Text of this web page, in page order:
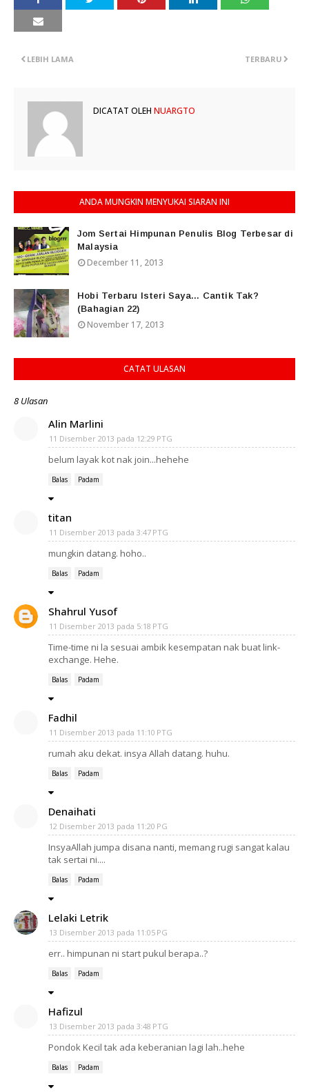
TERBARU
LEBIH LAMA
DICATAT OLEH NUARGTO
ANDA MUNGKIN MENYUKAI SIARAN INI
Jom Sertai Himpunan Penulis Blog Terbesar di
Malaysia
December 11, 2013
Hobi Terbaru Isteri Saya... Cantik Tak?
(Bahagian 22)
November 17, 2013
CATAT ULASAN
8 Ulasan
Alin Marlini
11 Disember 2013 pada 12:29 PTG
belum layak kot nak join...hehehe
Balas Padam
titan
11 Disember 2013 pada 3:47 PTG
mungkin datang. hoho..
Balas Padam
Shahrul Yusof
11 Disember 2013 pada 5:18 PTG
Time-time ni la sesuai ambik kesempatan nak buat link-
exchange. Hehe.
Balas Padam
Fadhil
11 Disember 2013 pada 11:10 PTG
rumah aku dekat. insya Allah datang. huhu.
Balas Padam
Denaihati
12 Disember 2013 pada 11:20 PG
InsyaAllah jumpa disana nanti, memang rugi sangat kalau
tak sertai ni....
Balas Padam
Lelaki Letrik
13 Disember 2013 pada 11:05 PG
err.. himpunan ni start pukul berapa..?
Balas Padam
Hafizul
13 Disember 2013 pada 3:48 PTG
Pondok Kecil tak ada keberanian lagi lah..hehe
Balas Padam